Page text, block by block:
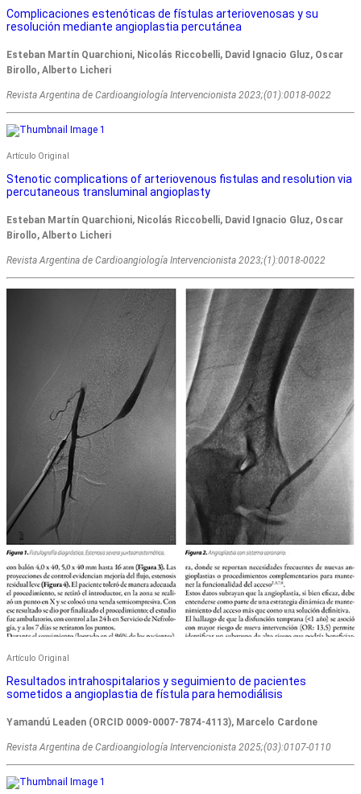
Complicaciones estenóticas de fístulas arteriovenosas y su
resolución mediante angioplastia percutánea
Esteban Martín Quarchioni, Nicolás Riccobelli, David Ignacio Gluz, Oscar
Birollo, Alberto Licheri
Revista Argentina de Cardioangiologí­a Intervencionista 2023;(01):0018-0022
Artículo Original
Stenotic complications of arteriovenous fistulas and resolution via
percutaneous transluminal angioplasty
Esteban Martín Quarchioni, Nicolás Riccobelli, David Ignacio Gluz, Oscar
Birollo, Alberto Licheri
Revista Argentina de Cardioangiologí­a Intervencionista 2023;(1):0018-0022
Artí­culo Original
Resultados intrahospitalarios y seguimiento de pacientes
sometidos a angioplastia de fístula para hemodiálisis
Yamandú Leaden (ORCID 0009-0007-7874-4113), Marcelo Cardone
Revista Argentina de Cardioangiologí­a Intervencionista 2025;(03):0107-0110